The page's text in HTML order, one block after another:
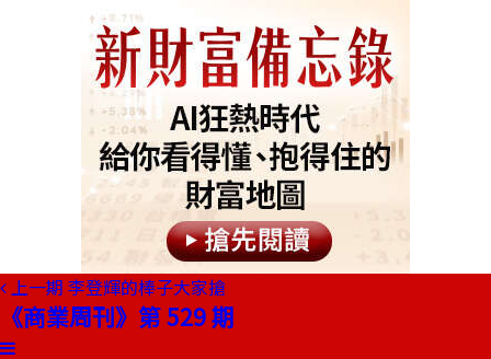
上一期 李登輝的棒子大家搶
《商業周刊》第 529 期